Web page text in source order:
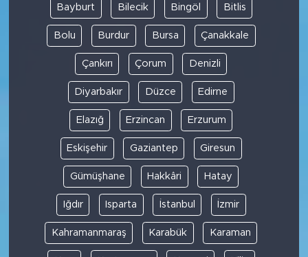
Bayburt Bilecik Bingöl Bitlis
Bolu Burdur Bursa Çanakkale
Çankırı Çorum Denizli
Diyarbakır Düzce Edirne
Elazığ Erzincan Erzurum
Eskişehir Gaziantep Giresun
Gümüşhane Hakkâri Hatay
Iğdır Isparta İstanbul İzmir
Kahramanmaraş Karabük Karaman